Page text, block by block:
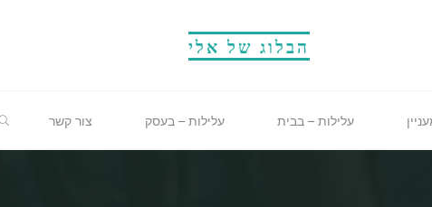
הבלוג של אלי
עלילות – בבית עלילות – בעסק צור קשר